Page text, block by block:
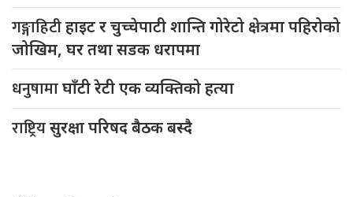
गङ्गाहिटीहाइट र चुच्चेपाटी शान्ति गोरेटो क्षेत्रमा पहिरोको
जोखिम, घर तथा सडक धरापमा
धनुषामाघाँटी रेटी एक व्यक्तिको हत्या
राष्ट्रियसुरक्षा परिषद बैठक बस्दै